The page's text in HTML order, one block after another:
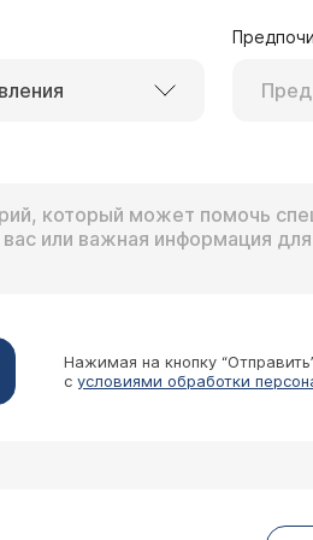
Раиса , 42 года, Колпино
пожалуйста.
Врач —
Необходимо
поводу выполнена
Нажимая на кнопку
с условиями обработки